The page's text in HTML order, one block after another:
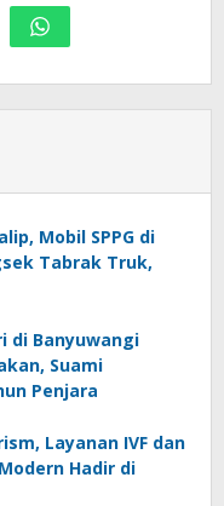
Mobil SPPG di
Tabrak Truk,
di Banyuwangi
Suami
Penjara
Layanan IVF dan
Hadir di